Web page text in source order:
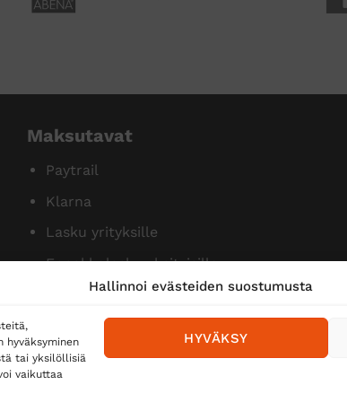
Hallinnoi evästeiden suostumusta
tai yksilöllisiä
vaikuttaa
HYVÄKSY
Maksutavat
Paytrail
Klarna
Lasku yrityksille
Ennakkolasku yksityisille